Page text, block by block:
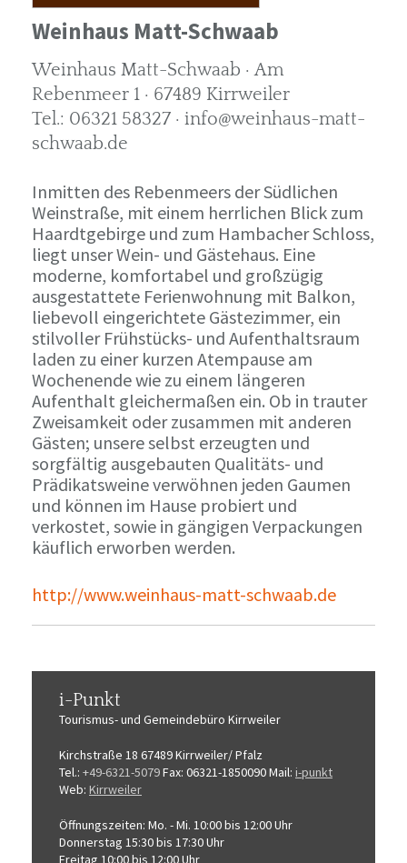
Weinhaus Matt-Schwaab
Weinhaus Matt-Schwaab · Am
Rebenmeer 1 · 67489 Kirrweiler
Tel.: 06321 58327 · info@weinhaus-matt-
schwaab.de
Inmitten des Rebenmeers der Südlichen
Weinstraße, mit einem herrlichen Blick zum
Haardtgebirge und zum Hambacher Schloss,
liegt unser Wein- und Gästehaus. Eine
moderne, komfortabel und großzügig
ausgestattete Ferienwohnung mit Balkon,
liebevoll eingerichtete Gästezimmer, ein
stilvoller Frühstücks- und Aufenthaltsraum
laden zu einer kurzen Atempause am
Wochenende wie zu einem längeren
Aufenthalt gleichermaßen ein. Ob in trauter
Zweisamkeit oder zusammen mit anderen
Gästen; unsere selbst erzeugten und
sorgfältig ausgebauten Qualitäts- und
Prädikatsweine verwöhnen jeden Gaumen
und können im Hause probiert und
verkostet, sowie in gängigen Verpackungen
käuflich erworben werden.
http://www.weinhaus-matt-schwaab.de
i-Punkt
Tourismus-und Gemeindebüro Kirrweiler
Kirchstraße 18 67489 Kirrweiler/ Pfalz
Tel.: +49-6321-5079Fax: 06321-1850090Mail: i-punkt
Web: Kirrweiler
Öffnungszeiten: Mo. - Mi. 10:00 bis 12:00 Uhr
Donnerstag 15:30 bis 17:30 Uhr
Freitag 10:00 bis 12:00 Uhr